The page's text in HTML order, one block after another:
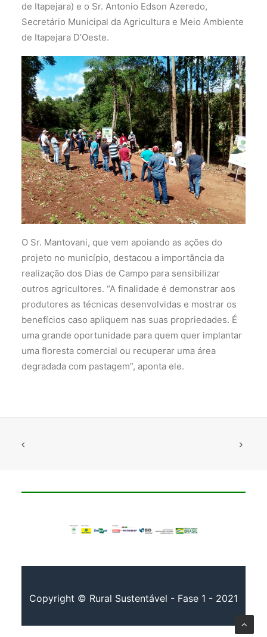
de Itapejara) e o Sr. Antonio Edson Azeredo,
Secretário Municipal da Agricultura e Meio Ambiente
de Itapejara D’Oeste.
O Sr. Mantovani, que vem apoiando as ações do
projeto no município, destacou a importância da
realização dos Dias de Campo para sensibilizar
outros agricultores. “A finalidade é demonstrar aos
produtores as técnicas desenvolvidas e mostrar os
benefícios caso apliquem nas suas propriedades. É
uma grande oportunidade para quem quer implantar
uma floresta comercial ou recuperar uma área
degradada com pastagem”, aponta ele.
Copyright © Rural Sustentável - Fase 1 - 2021